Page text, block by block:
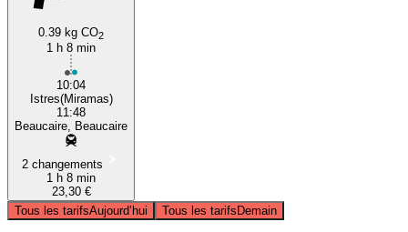
0.39 kg CO2
1 h 8 min
10:04
Istres(Miramas)
11:48
Beaucaire, Beaucaire
2 changements
1 h 8 min
23,30 €
Tous les tarifsAujourd’hui Tous les tarifsDemain